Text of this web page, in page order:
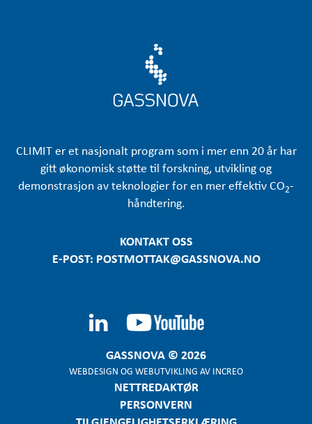
CLIMIT er et nasjonalt program som i mer enn 20 år har
gitt økonomisk støtte til forskning, utvikling og
demonstrasjon av teknologier for en mer effektiv CO2-
håndtering.
KONTAKT OSS
E-POST: POSTMOTTAK@GASSNOVA.NO
GASSNOVA © 2026
WEBDESIGN OG WEBUTVIKLING AV INCREO
NETTREDAKTØR
PERSONVERN